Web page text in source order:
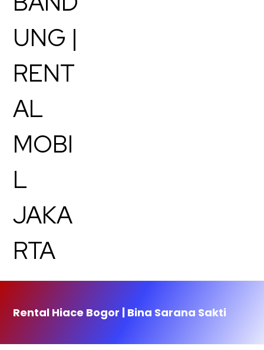
Rental Hiace Bogor | Bina Sarana Sakti